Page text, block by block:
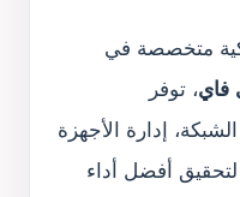
متخصصة في
فاي، توفر
إدارة الأجهزة
أفضل أداء